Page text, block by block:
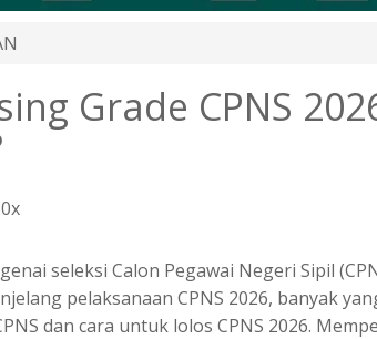
Grade CPNS
seleksi Calon Pegawai Negeri Sipil
pelaksanaan CPNS 2026, banyak
dan cara untuk lolos CPNS 2026.